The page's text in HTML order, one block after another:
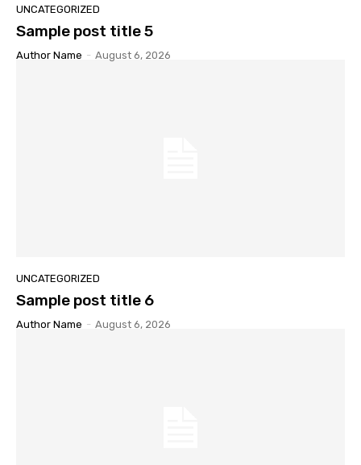
UNCATEGORIZED
Sample post title 5
Author Name - August 6, 2026
UNCATEGORIZED
Sample post title 6
Author Name - August 6, 2026